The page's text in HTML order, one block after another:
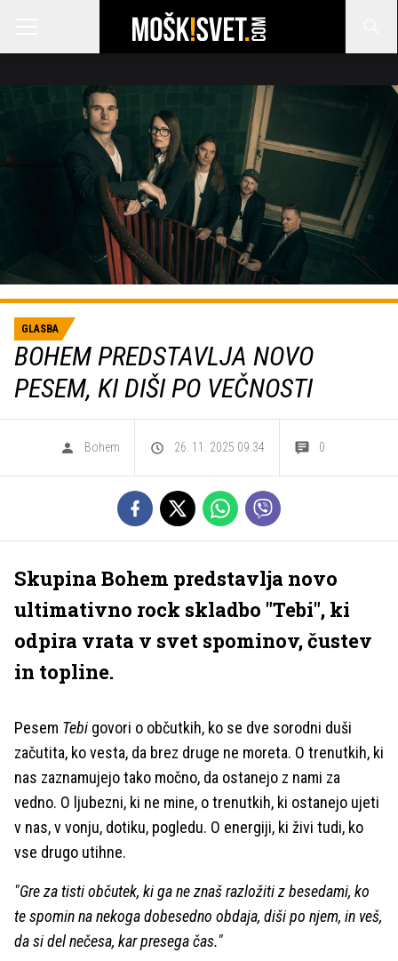
GLASBA
BOHEM PREDSTAVLJA NOVO
PESEM, KI DIŠI PO VEČNOSTI
Bohem 26. 11. 2025 09.34 0
Skupina Bohem predstavlja novo
ultimativno rock skladbo "Tebi", ki
odpira vrata v svet spominov, čustev
in topline.
Pesem Tebi govori o občutkih, ko se dve sorodni duši
začutita, ko vesta, da brez druge ne moreta. O trenutkih, ki
nas zaznamujejo tako močno, da ostanejo z nami za
vedno. O ljubezni, ki ne mine, o trenutkih, ki ostanejo ujeti
v nas, v vonju, dotiku, pogledu. O energiji, ki živi tudi, ko
vse drugo utihne.
"Gre za tisti občutek, ki ga ne znaš razložiti z besedami, ko
te spomin na nekoga dobesedno obdaja, diši po njem, in veš,
da si del nečesa, kar presega čas."